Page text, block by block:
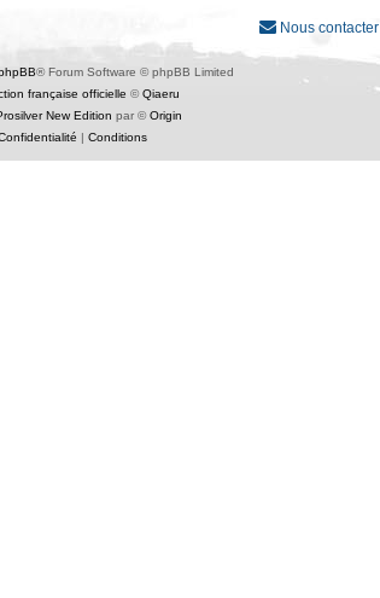
Nous contacter
® Forum Software © phpBB Limited
française officielle ©Qiaeru
New Edition par ©Origin
| Conditions